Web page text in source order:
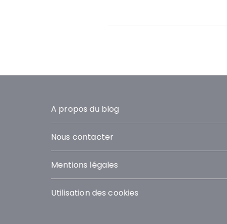
A propos du blog
Nous contacter
Mentions légales
Utilisation des cookies